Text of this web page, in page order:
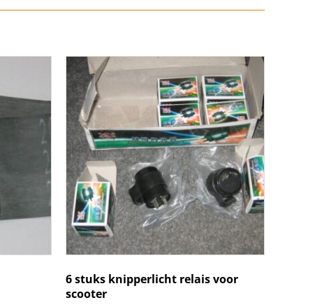
6 stuks knipperlicht relais voor
scooter